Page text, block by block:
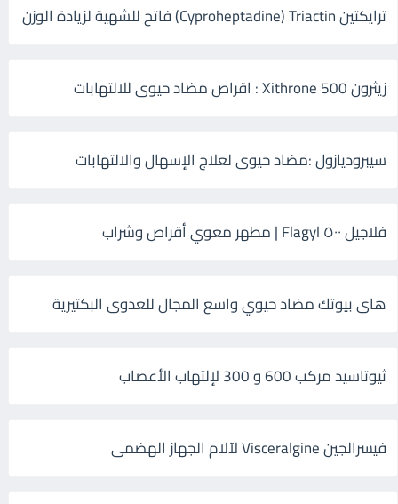
ترايكتين Cyproheptadine) Triactin) فاتح للشهية لزيادة الوزن
زيثرون 500 Xithrone : اقراص مضاد حيوى للالتهابات
سيبروديازول :مضاد حيوى لعلاج الإسهال والالتهابات
فلاجيل ٥٠٠ Flagyl | مطهر معوي أقراص وشراب
هاى بيوتك مضاد حيوي واسع المجال للعدوى البكتيرية
ثيوتاسيد مركب 600 و 300 لإلتهاب الأعصاب
فيسرالجين Visceralgine لآلام الجهاز الهضمى